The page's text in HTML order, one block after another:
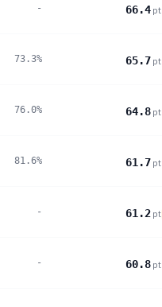
- 66.4 pt
73.3% 65.7 pt
76.0% 64.8 pt
81.6% 61.7 pt
- 61.2 pt
- 60.8 pt